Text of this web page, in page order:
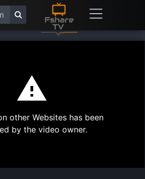
Play
other Websites has been
by the video owner.